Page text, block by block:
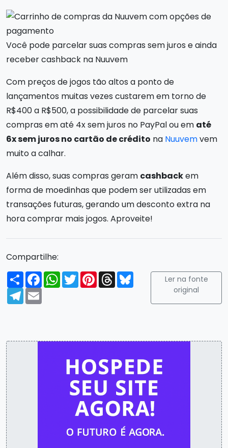
Você pode parcelar suas compras sem juros e ainda
receber cashback na Nuuvem
Com preços de jogos tão altos a ponto de
lançamentos muitas vezes custarem em torno de
R$400 a R$500, a possibilidade de parcelar suas
compras em até 4x sem juros no PayPal ou em até
6x sem juros no cartão de crédito na Nuuvemvem
muito a calhar.
Além disso, suas compras geram cashbackem
forma de moedinhas que podem ser utilizadas em
transações futuras, gerando um desconto extra na
hora comprar mais jogos. Aproveite!
Compartilhe:
Compartilhar
FacebookWhatsApp
TwitterPinterest
ThreadsBluesky
Telegram
Email
Ler na fonte
original